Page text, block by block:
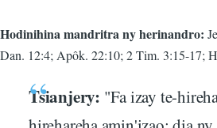
Hodinihina mandritra ny herinandro:
Dan. 12:4; Apôk. 22:10; 2 Tim. 3:15-17;
Tsianjery: "Fa izay te-